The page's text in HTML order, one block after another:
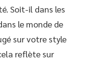
Soit-il dans les
le monde de
sur votre style
reflète sur